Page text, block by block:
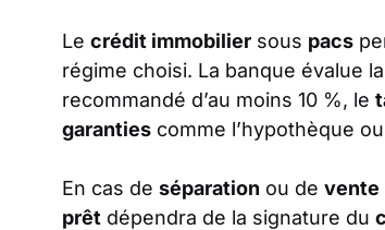
Le crédit immobilier sous pacs
régime choisi. La banque évalue la
recommandé d’au moins 10 %, le
garanties comme l’hypothèque
En cas de séparation ou de vente
prêt dépendra de la signature du